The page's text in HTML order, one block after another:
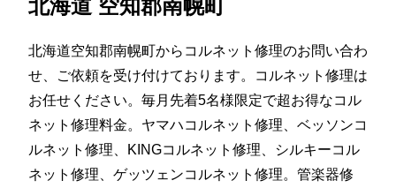
北海道 空知郡南幌町
北海道空知郡南幌町からコルネット修理のお問い合わ
せ、ご依頼を受け付けております。コルネット修理は
お任せください。毎月先着5名様限定で超お得なコル
ネット修理料金。ヤマハコルネット修理、ベッソンコ
ルネット修理、KINGコルネット修理、シルキーコル
ネット修理、ゲッツェンコルネット修理。管楽器修